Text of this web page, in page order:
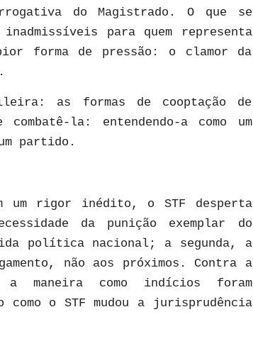
do Magistrado. O que se
para quem representa
forma de pressão: o clamor da
as formas de cooptação de
la: entendendo-a como um
partido.
um rigor inédito, o STF desperta
da punição exemplar do
política nacional; a segunda, a
não aos próximos. Contra a
maneira como indícios foram
como o STF mudou a jurisprudência